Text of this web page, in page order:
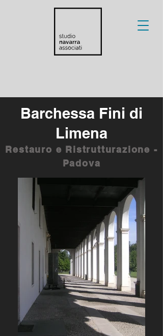
Barchessa Fini di
Limena
Restauro e Ristrutturazione -
Padova